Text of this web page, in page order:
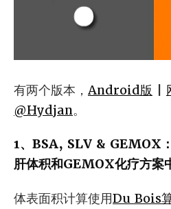
有两个版本， Android版
@Hydjan。
1、BSA, SLV & GEMOX
肝体积和GEMOX化疗方案
体表面积计算使用Du Bois